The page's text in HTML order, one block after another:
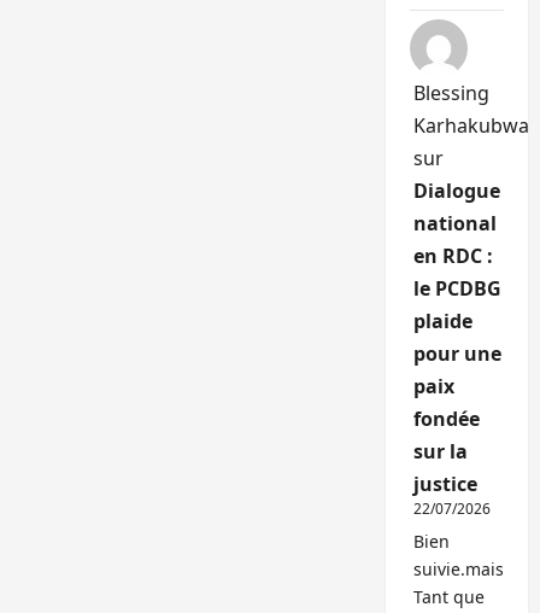
Blessing
Karhakubwa
sur
Dialogue
national
en RDC :
le PCDBG
plaide
pour une
paix
fondée
sur la
justice
22/07/2026
Bien
suivie.mais
Tant que